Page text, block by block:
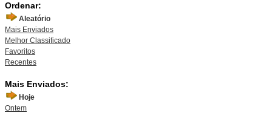
Ordenar:
Aleatório
Mais Enviados
Melhor Classificado
Favoritos
Recentes
Mais Enviados:
Hoje
Ontem